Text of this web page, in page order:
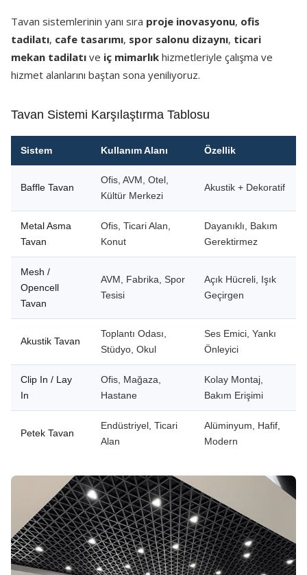
Tavan sistemlerinin yanı sıra proje inovasyonu, ofis
tadilatı, cafe tasarımı, spor salonu dizaynı, ticari
mekan tadilatı ve iç mimarlık hizmetleriyle çalışma ve
hizmet alanlarını baştan sona yeniliyoruz.
Tavan Sistemi Karşılaştırma Tablosu
Sistem Kullanım Alanı Özellik
Baffle Tavan
Ofis, AVM, Otel,
Kültür Merkezi
Akustik + Dekoratif
Metal Asma
Tavan
Ofis, Ticari Alan,
Konut
Dayanıklı, Bakım
Gerektirmez
Mesh /
Opencell
Tavan
AVM, Fabrika, Spor
Tesisi
Açık Hücreli, Işık
Geçirgen
Akustik Tavan
Toplantı Odası,
Stüdyo, Okul
Ses Emici, Yankı
Önleyici
Clip In / Lay
In
Ofis, Mağaza,
Hastane
Kolay Montaj,
Bakım Erişimi
Petek Tavan
Endüstriyel, Ticari
Alan
Alüminyum, Hafif,
Modern